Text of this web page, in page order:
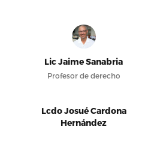
Lic Jaime Sanabria
Profesor de derecho
Lcdo Josué Cardona
Hernández